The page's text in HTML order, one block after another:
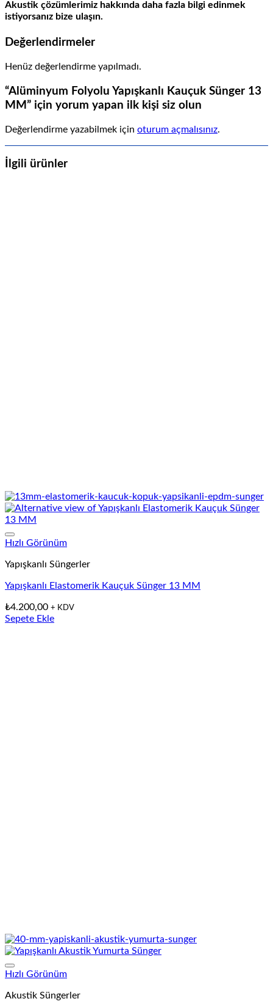
Akustik çözümlerimiz hakkında daha fazla bilgi edinmek
istiyorsanız bize ulaşın.
Değerlendirmeler
Henüz değerlendirme yapılmadı.
“Alüminyum Folyolu Yapışkanlı Kauçuk Sünger 13
MM” için yorum yapan ilk kişi siz olun
Değerlendirme yazabilmek için oturum açmalısınız.
İlgili ürünler
Hızlı Görünüm
Yapışkanlı Süngerler
Yapışkanlı Elastomerik Kauçuk Sünger 13 MM
₺4.200,00 + KDV
Sepete Ekle
Hızlı Görünüm
Akustik Süngerler